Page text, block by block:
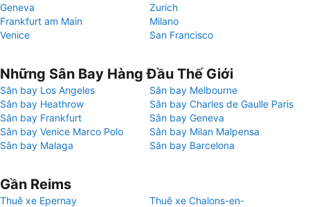
Geneva
Zurich
Frankfurt am Main
Milano
Venice
San Francisco
Những Sân Bay Hàng Đầu Thế Giới
Sân bay Los Angeles
Sân bay Melbourne
Sân bay Heathrow
Sân bay Charles de Gaulle Paris
Sân bay Frankfurt
Sân bay Geneva
Sân bay Venice Marco Polo
Sân bay Milan Malpensa
Sân bay Malaga
Sân bay Barcelona
Gần Reims
Thuê xe Epernay
Thuê xe Chalons-en-